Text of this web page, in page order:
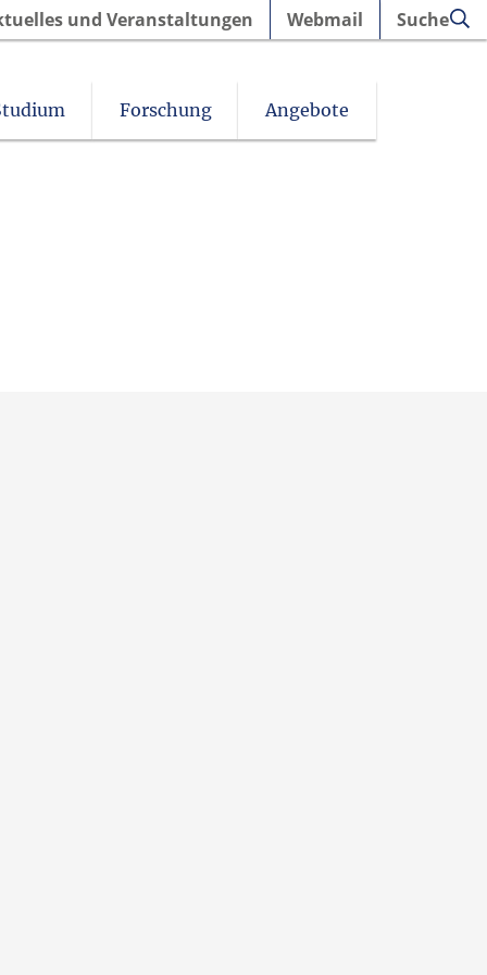
Forschung Angebote
und Veranstaltungen Webmail Suche